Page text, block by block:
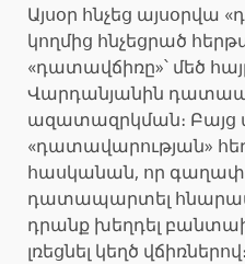
Այսօր հնչեց այսօրվա
կողմից հնչեցրած
«դատավճիռը»՝ մեծ
Վարդանյանին
ազատազրկման։ Բայց
«դատավարության»
հասկանան, որ
դատապարտել
դրանք խեղդել
լռեցնել կեղծ վճիռներով։